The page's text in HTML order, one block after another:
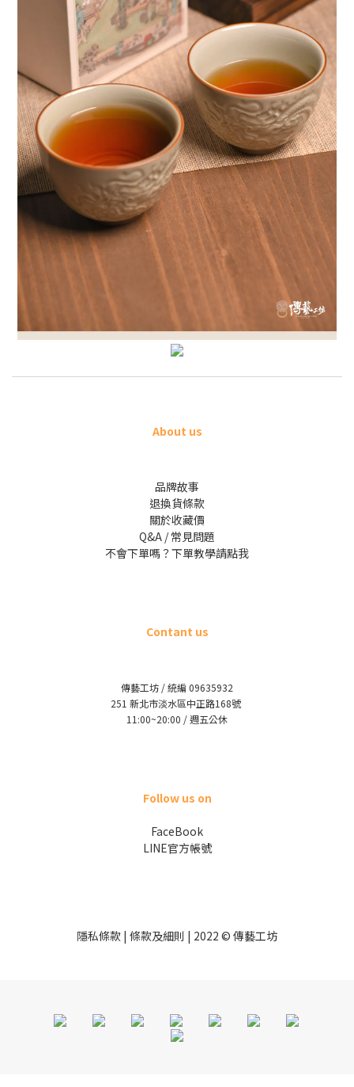
About us
品牌故事
退換貨條款
關於收藏價
Q&A / 常見問題
不會下單嗎？下單教學請點我
Contant us
傳藝工坊 / 統編 09635932
251 新北市淡水區中正路168號
11:00~20:00 / 週五公休
Follow us on
FaceBook
LINE官方帳號
隱私條款 | 條款及細則 | 2022 © 傳藝工坊